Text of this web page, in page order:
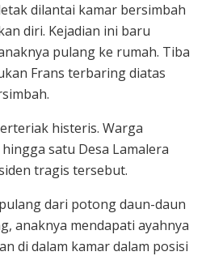
dilantai kamar bersimbah
diri. Kejadian ini baru
pulang ke rumah. Tiba
Frans terbaring diatas
histeris. Warga
satu Desa Lamalera
tragis tersebut.
dari potong daun-daun
anaknya mendapati ayahnya
di dalam kamar dalam posisi